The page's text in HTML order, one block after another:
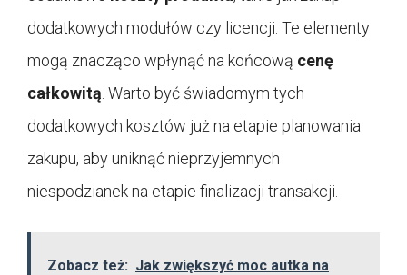
dodatkowych modułów czy licencji. Te elementy
mogą znacząco wpłynąć na końcową cenę
całkowitą . Warto być świadomym tych
dodatkowych kosztów już na etapie planowania
zakupu, aby uniknąć nieprzyjemnych
niespodzianek na etapie finalizacji transakcji.
Zobacz też: Jak zwiększyć moc autka na